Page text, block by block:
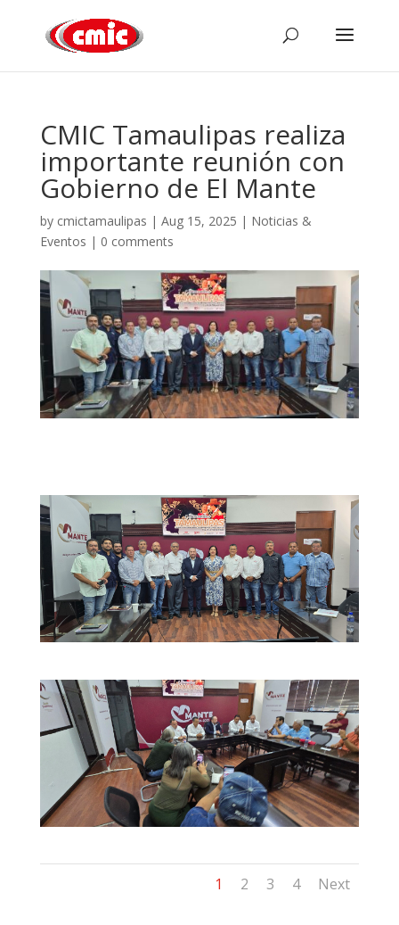
CMIC Tamaulipas realiza
importante reunión con
Gobierno de El Mante
by cmictamaulipas | Aug 15, 2025 | Noticias &
Eventos | 0 comments
1 2 3 4 Next